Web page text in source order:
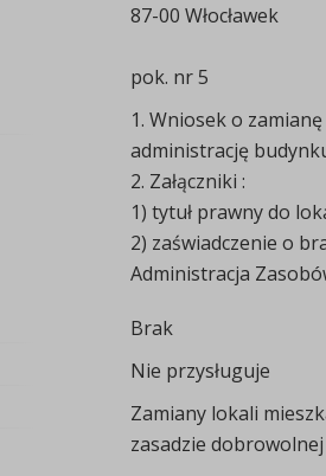
87-00 Włocławek
pok. nr 5
1. Wniosek o
administrację
2. Załączniki :
1) tytuł prawny do
2) zaświadczenie o
Administracja
Brak
Nie przysługuje
Zamiany lokali
zasadzie